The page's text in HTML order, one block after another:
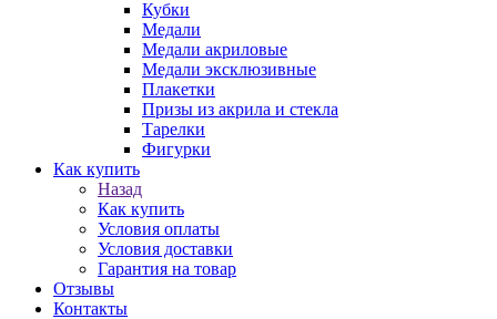
Кубки
Медали
Медали акриловые
Медали эксклюзивные
Плакетки
Призы из акрила и стекла
Тарелки
Фигурки
Как купить
Назад
Как купить
Условия оплаты
Условия доставки
Гарантия на товар
Отзывы
Контакты